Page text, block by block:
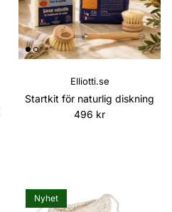
Elliotti.se
Startkit för naturlig diskning
Ordinarie pris
496 kr
Nyhet